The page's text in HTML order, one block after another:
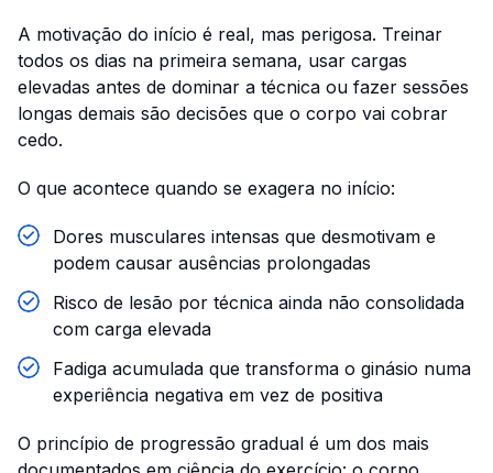
A motivação do início é real, mas perigosa. Treinar
todos os dias na primeira semana, usar cargas
elevadas antes de dominar a técnica ou fazer sessões
longas demais são decisões que o corpo vai cobrar
cedo.
O que acontece quando se exagera no início:
Dores musculares intensas que desmotivam e
podem causar ausências prolongadas
Risco de lesão por técnica ainda não consolidada
com carga elevada
Fadiga acumulada que transforma o ginásio numa
experiência negativa em vez de positiva
O princípio de progressão gradual é um dos mais